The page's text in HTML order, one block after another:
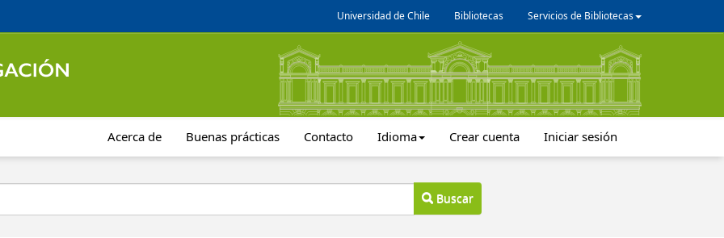
Universidad de Chile Bibliotecas Servicios de Bibliotecas
Acerca de Buenas prácticas Contacto Idioma Crear cuenta Iniciar sesión
Buscar